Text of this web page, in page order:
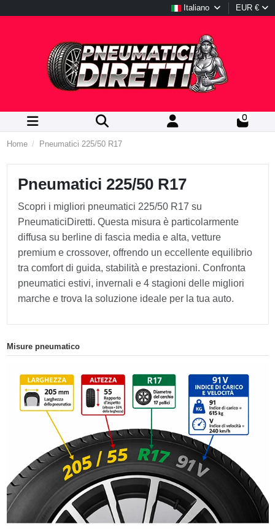
Italiano EUR €
0
Home Pneumatici 225/50 R17
Pneumatici 225/50 R17
Scopri i migliori pneumatici 225/50 R17 su
PneumaticiDiretti. Questa misura è particolarmente
diffusa su berline di fascia media e alta, vetture
premium e crossover, offrendo un eccellente equilibrio
tra comfort di guida, stabilità e prestazioni. Confronta
pneumatici estivi, invernali e 4 stagioni delle migliori
marche e trova la soluzione ideale per la tua auto.
Misure pneumatico